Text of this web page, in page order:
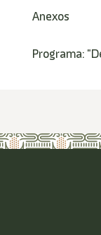
Anexos
Programa: